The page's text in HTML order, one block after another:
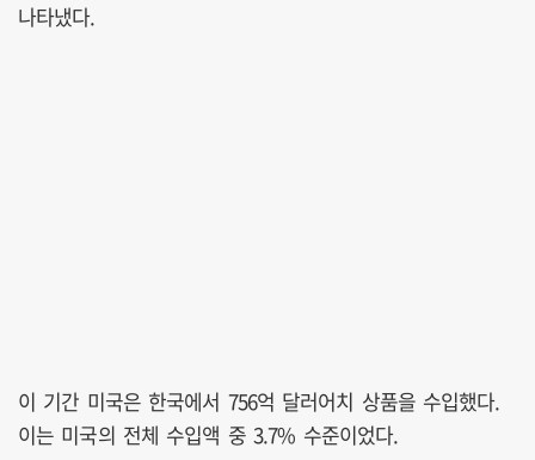
나타냈다.
이 기간 미국은 한국에서 756억 달러어치 상품을 수입했다.
이는 미국의 전체 수입액 중 3.7% 수준이었다.